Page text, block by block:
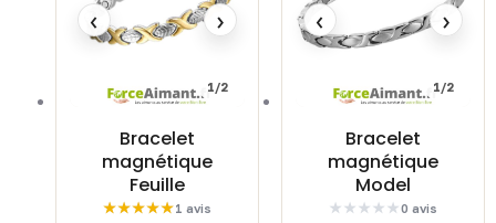
Bracelet
magnétique
Feuille
1 avis
‹ ›
1/2
Bracelet
magnétique
Model
0 avis
‹ ›
1/2